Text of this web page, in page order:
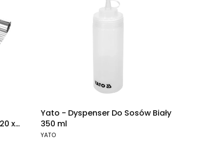
x
Yato - Dyspenser Do Sosów Biały
350 ml
PRODUCENT
YATO